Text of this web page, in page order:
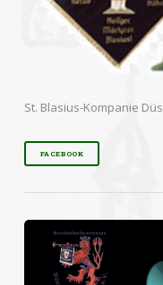
St. Blasius-Kompanie
FACEBOOK